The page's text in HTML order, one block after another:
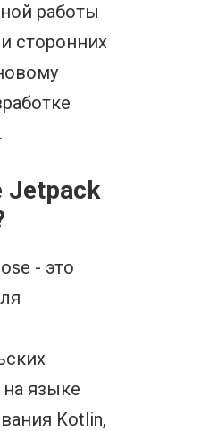
работы
сторонних
Jetpack
- это
языке
Kotlin,